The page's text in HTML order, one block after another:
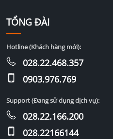
TỔNG ĐÀI
Hotline (Khách hàng mới):
028.22.468.357
0903.976.769
Support (Đang sử dụng dịch vụ):
028.22.166.200
028.22166144